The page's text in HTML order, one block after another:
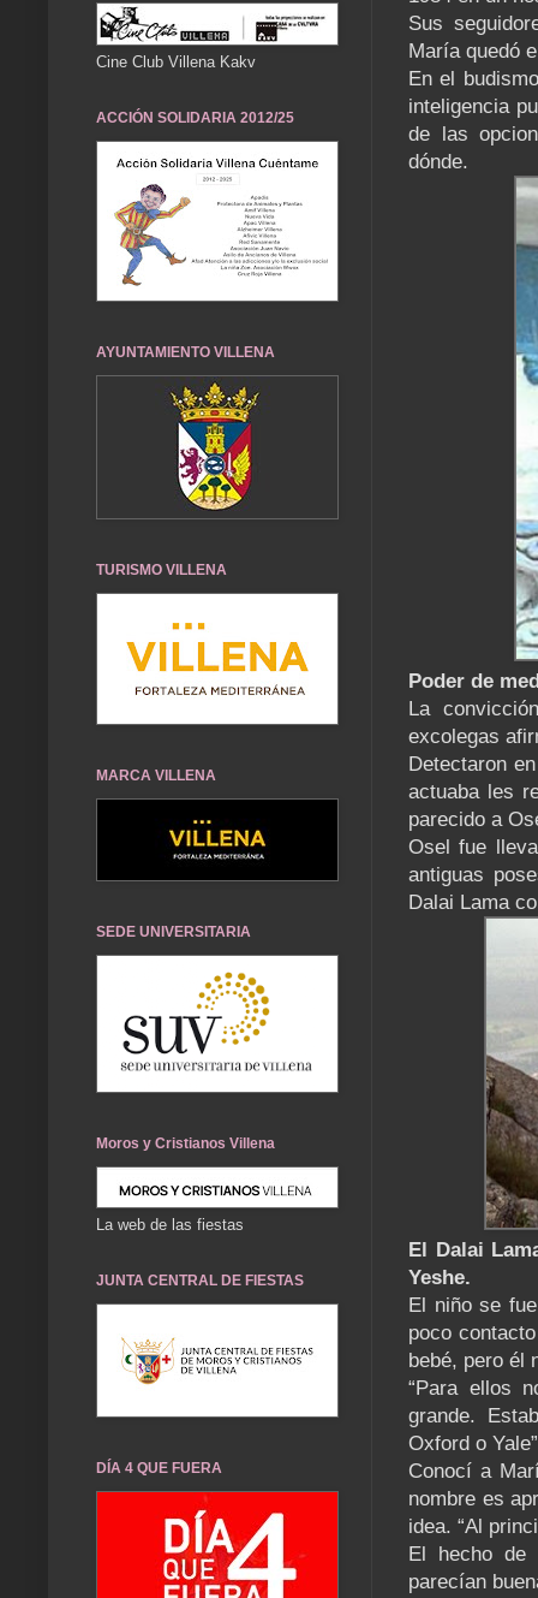
Sus
María quedó
En el
inteligencia
de las
dónde.
Poder de
La
excolegas
Detectaron
actuaba les
parecido a
Osel fue
antiguas
Dalai Lama
El Dalai
Yeshe.
El niño se
poco
bebé, pero él
“Para ellos
grande.
Oxford o
Conocí a
nombre es
idea. “Al
El hecho
parecían
Cine Club Villena Kakv
ACCIÓN SOLIDARIA 2012/25
AYUNTAMIENTO VILLENA
TURISMO VILLENA
MARCA VILLENA
SEDE UNIVERSITARIA
Moros y Cristianos Villena
La web de las fiestas
JUNTA CENTRAL DE FIESTAS
DÍA 4 QUE FUERA